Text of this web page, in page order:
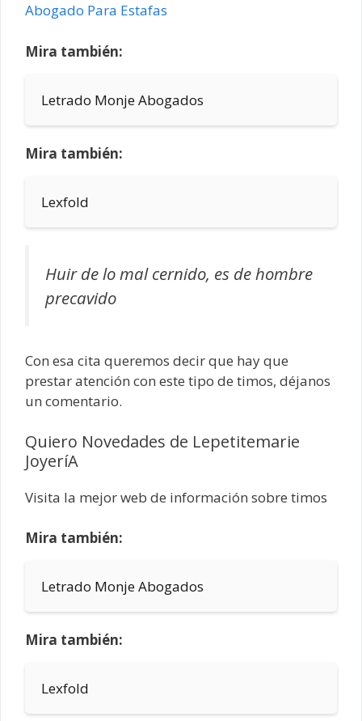
Abogado Para Estafas
Mira también:
Letrado Monje Abogados
Mira también:
Lexfold
Huir de lo mal cernido, es de hombre
precavido
Con esa cita queremos decir que hay que
prestar atención con este tipo de timos, déjanos
un comentario.
Quiero Novedades de Lepetitemarie
JoyeríA
Visita la mejor web de información sobre timos
Mira también:
Letrado Monje Abogados
Mira también:
Lexfold